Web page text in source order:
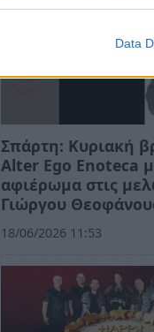
Data
Σπάρτη: Κυριακή
Alter Ego Enoteca
αφιέρωμα στις
Γιώργου
18/06/2026 11:53